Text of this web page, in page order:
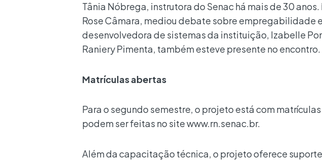
Tânia Nóbrega, instrutora do Senac há mais de 30
Rose Câmara, mediou debate sobre empregabilidade
desenvolvedora de sistemas da instituição, Izabelle
Raniery Pimenta, também esteve presente no encontro.
Matrículas abertas
Para o segundo semestre, o projeto está com
podem ser feitas no site www.rn.senac.br.
Além da capacitação técnica, o projeto oferece